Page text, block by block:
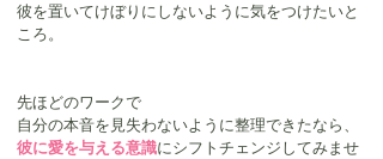
彼を置いてけぼりにしないように気をつけたいと
ころ。
先ほどのワークで
自分の本音を見失わないように整理できたなら、
彼に愛を与える意識にシフトチェンジしてみませ